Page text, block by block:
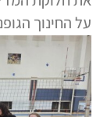
על החינוך